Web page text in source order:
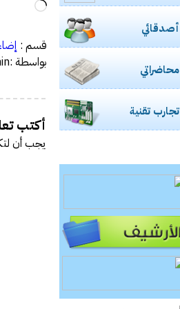
أصدقائي
محاضراتي
تجارب تقنية
جاري
قسم :
بواسطة :admin
أكتب
يجب أن